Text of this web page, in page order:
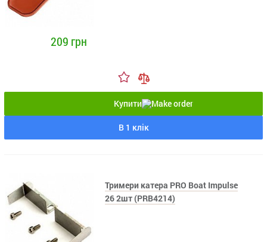
209 грн
Купити
В 1 клік
Тримери катера PRO Boat Impulse
26 2шт (PRB4214)